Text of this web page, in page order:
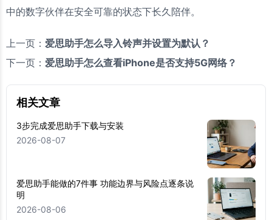
中的数字伙伴在安全可靠的状态下长久陪伴。
上一页： 爱思助手怎么导入铃声并设置为默认？
下一页： 爱思助手怎么查看iPhone是否支持5G网络？
相关文章
3步完成爱思助手下载与安装
2026-08-07
爱思助手能做的7件事 功能边界与风险点逐条说
明
2026-08-06